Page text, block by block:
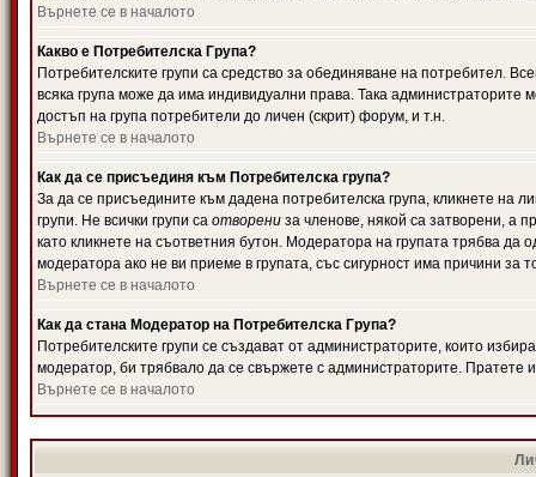
Върнете се в началото
Какво е Потребителска Група?
Потребителските групи са средство за обединяване на потребител.
всяка група може да има индивидуални права. Така
достъп на група потребители до личен (скрит) форум, и т.н.
Върнете се в началото
Как да се присъединя към Потребителска група?
За да се присъедините към дадена потребителска група, кликнете на
групи. Не всички групи са отворени за членове, някой са затворени, а
като кликнете на съответния бутон. Модератора на групата трябва
модератора ако не ви приеме в групата, със сигурност има причини за
Върнете се в началото
Как да стана Модератор на Потребителска Група?
Потребителските групи се създават от администраторите, които
модератор, би трябвало да се свържете с администраторите.
Върнете се в началото